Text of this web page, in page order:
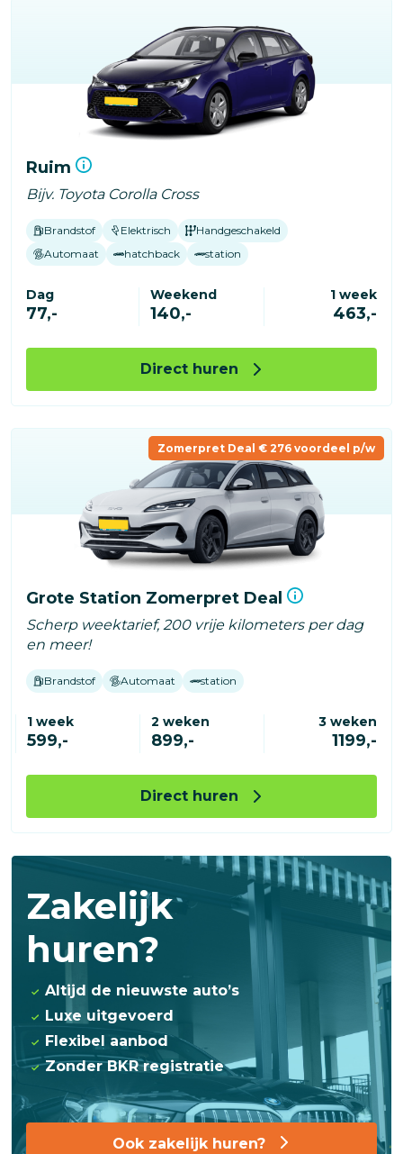
Ruim
Bijv. Toyota Corolla Cross
Brandstof Elektrisch
Handgeschakeld
Automaat
hatchback station
Dag
77,-
Weekend
140,-
1 week
463,-
Direct huren
Zomerpret Deal € 276 voordeel p/w
Grote Station Zomerpret Deal
Scherp weektarief, 200 vrije kilometers per dag
en meer!
Brandstof Automaat station
1 week
599,-
2 weken
899,-
3 weken
1199,-
Direct huren
Zakelijk
huren?
Altijd de nieuwste auto’s
Luxe uitgevoerd
Flexibel aanbod
Zonder BKR registratie
Ook zakelijk huren?